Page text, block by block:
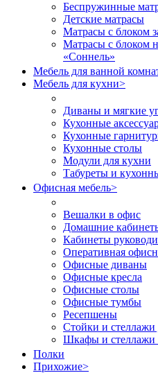
Беспружинные
Детские матрасы
Матрасы с блоком
Матрасы с блоком
«Соннель»
Мебель для ванной
Мебель для кухни>
Диваны и мягкие
Кухонные
Кухонные
Кухонные столы
Модули для кухни
Табуреты и
Офисная мебель>
Вешалки в офис
Домашние
Кабинеты
Оперативная
Офисные диваны
Офисные кресла
Офисные столы
Офисные тумбы
Ресепшены
Стойки и
Шкафы и стеллажи
Полки
Прихожие>